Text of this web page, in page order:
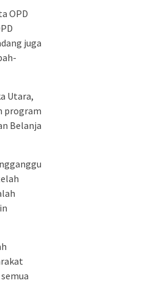
OPD
juga
Utara,
program
Belanja